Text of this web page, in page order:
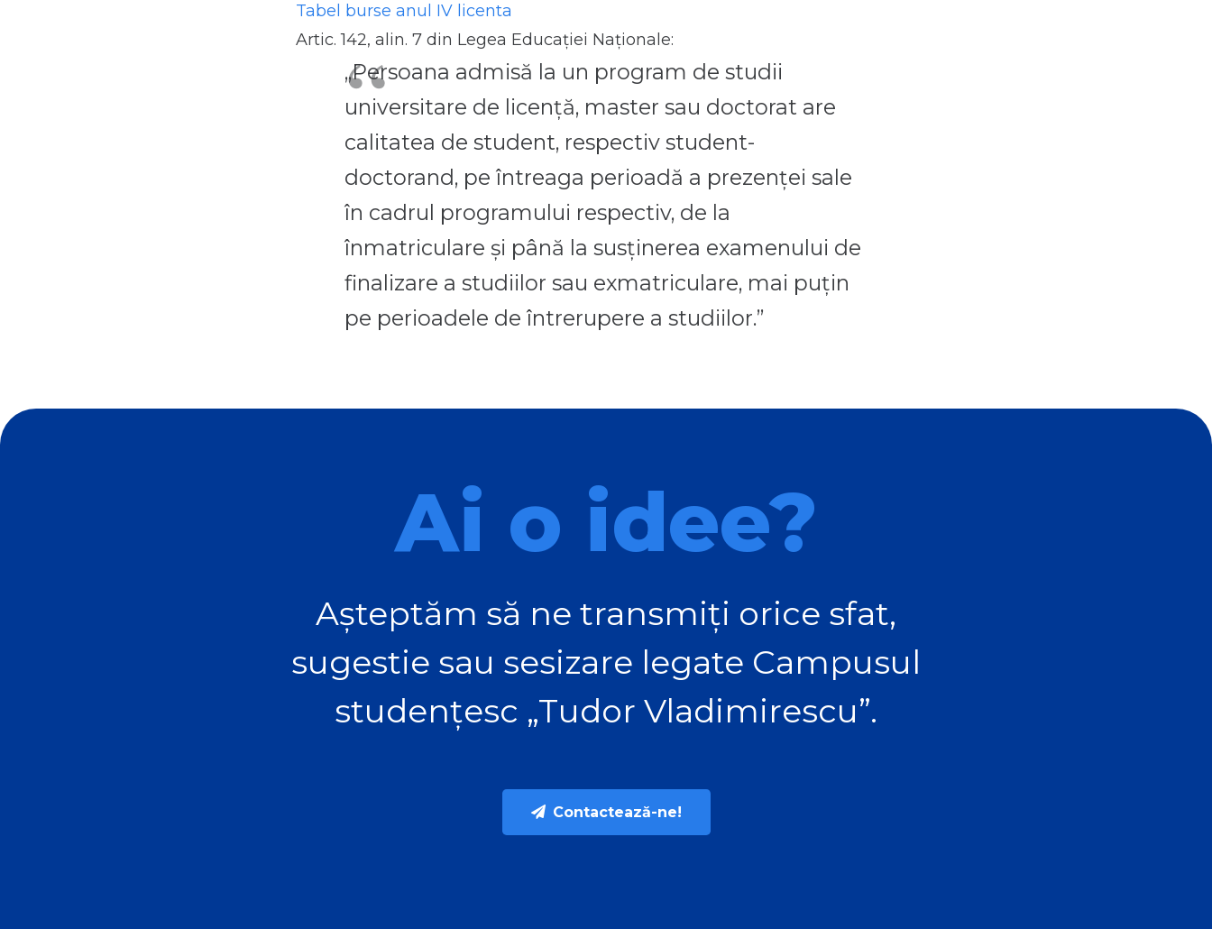
Tabel burse anul IV licenta
Artic. 142, alin. 7 din Legea Educației Naționale:
„Persoana admisă la un program de studii
universitare de licenţă, master sau doctorat are
calitatea de student, respectiv student-
doctorand, pe întreaga perioadă a prezenţei sale
în cadrul programului respectiv, de la
înmatriculare şi până la susţinerea examenului de
finalizare a studiilor sau exmatriculare, mai puţin
pe perioadele de întrerupere a studiilor.”
Ai o idee?
Așteptăm să ne transmiți orice sfat,
sugestie sau sesizare legate Campusul
studențesc „Tudor Vladimirescu”.
Contactează-ne!